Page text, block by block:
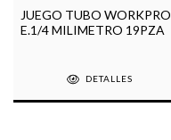
JUEGO TUBO WORKPRO
E.1/4 MILIMETRO 19PZA
DETALLES